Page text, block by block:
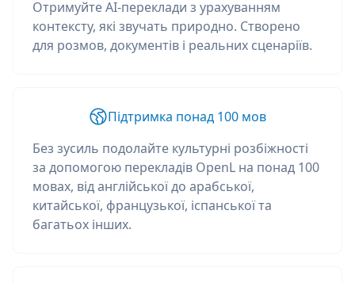
Отримуйте AI-переклади з урахуванням
контексту, які звучать природно. Створено
для розмов, документів і реальних сценаріїв.
Підтримка понад 100 мов
Без зусиль подолайте культурні розбіжності
за допомогою перекладів OpenL на понад 100
мовах, від англійської до арабської,
китайської, французької, іспанської та
багатьох інших.